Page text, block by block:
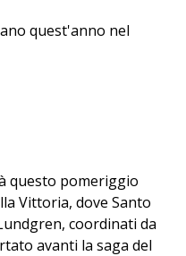
quest'anno nel
punta a
in relazione le culture
parole e nel
attraverso il loro
di esse. Cura la
Antonelli, storico
questo pomeriggio
Vittoria, dove Santo
coordinati da
avanti la saga del